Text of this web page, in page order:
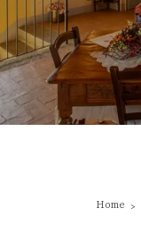
Home